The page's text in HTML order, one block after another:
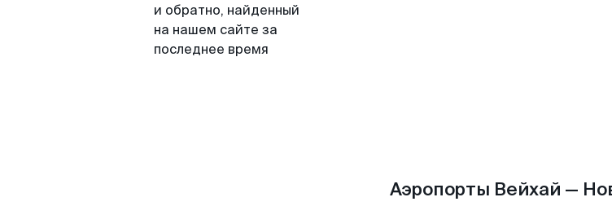
и обратно, найденный
на нашем сайте за
последнее время
Аэропорты Вейхай —